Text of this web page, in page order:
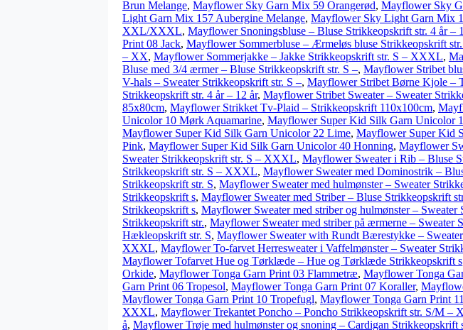
Brun Melange, Mayflower Sky Garn Mix 59 Orangerød, Mayflower Sky
Light Garn Mix 157 Aubergine Melange, Mayflower Sky Light Garn Mix
XXL/XXXL, Mayflower Snoningsbluse – Bluse Strikkeopskrift str. 4 år –
Print 08 Jack, Mayflower Sommerbluse – Ærmeløs bluse Strikkeopskrift
– XX, Mayflower Sommerjakke – Jakke Strikkeopskrift str. S – XXXL,
Bluse med 3/4 ærmer – Bluse Strikkeopskrift str. S –, Mayflower Stribet
V-hals – Sweater Strikkeopskrift str. S –, Mayflower Stribet Børne Kjole –
Strikkeopskrift str. 4 år – 12 år, Mayflower Stribet Sweater – Sweater
85x80cm, Mayflower Strikket Tv-Plaid – Strikkeopskrift 110x100cm,
Unicolor 10 Mørk Aquamarine, Mayflower Super Kid Silk Garn Unicolor
Mayflower Super Kid Silk Garn Unicolor 22 Lime, Mayflower Super Kid
Pink, Mayflower Super Kid Silk Garn Unicolor 40 Honning, Mayflower
Sweater Strikkeopskrift str. S – XXXL, Mayflower Sweater i Rib – Bluse
Strikkeopskrift str. S – XXXL, Mayflower Sweater med Dominostrik –
Strikkeopskrift str. S, Mayflower Sweater med hulmønster – Sweater
Strikkeopskrift s, Mayflower Sweater med Striber – Bluse Strikkeopskrift
Strikkeopskrift s, Mayflower Sweater med striber og hulmønster – Sweater
Strikkeopskrift str., Mayflower Sweater med striber på ærmerne – Sweater
Hækleopskrift str. S, Mayflower Sweater with Rundt Bærestykke –
XXXL, Mayflower To-farvet Herresweater i Vaffelmønster – Sweater
Mayflower Tofarvet Hue og Tørklæde – Hue og Tørklæde Strikkeopskrift s
Orkide, Mayflower Tonga Garn Print 03 Flammetræ, Mayflower Tonga
Garn Print 06 Tropesol, Mayflower Tonga Garn Print 07 Koraller,
Mayflower Tonga Garn Print 10 Tropefugl, Mayflower Tonga Garn Print
XXXL, Mayflower Trekantet Poncho – Poncho Strikkeopskrift str. S/M
å, Mayflower Trøje med hulmønster og snoning – Cardigan Strikkeopskrift